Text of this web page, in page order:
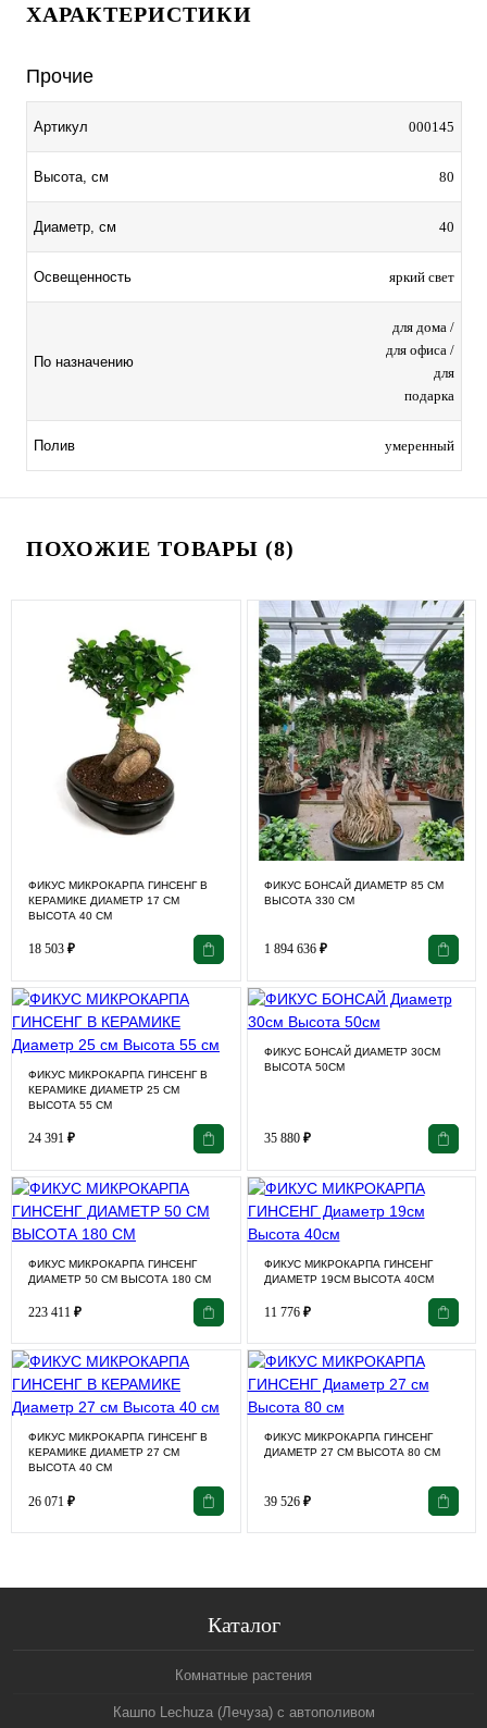
ХАРАКТЕРИСТИКИ
Прочие
Артикул 000145
Высота, см 80
Диаметр, см 40
Освещенность яркий свет
По назначению
для дома /
для офиса /
для
подарка
Полив умеренный
ПОХОЖИЕ ТОВАРЫ (8)
ФИКУС МИКРОКАРПА ГИНСЕНГ В
КЕРАМИКЕ ДИАМЕТР 17 СМ
ВЫСОТА 40 СМ
18 503 ₽
ФИКУС БОНСАЙ ДИАМЕТР 85 СМ
ВЫСОТА 330 СМ
1 894 636 ₽
ФИКУС МИКРОКАРПА ГИНСЕНГ В
КЕРАМИКЕ ДИАМЕТР 25 СМ
ВЫСОТА 55 СМ
24 391 ₽
ФИКУС БОНСАЙ ДИАМЕТР 30СМ
ВЫСОТА 50СМ
35 880 ₽
ФИКУС МИКРОКАРПА ГИНСЕНГ
ДИАМЕТР 50 СМ ВЫСОТА 180 СМ
223 411 ₽
ФИКУС МИКРОКАРПА ГИНСЕНГ
ДИАМЕТР 19СМ ВЫСОТА 40СМ
11 776 ₽
ФИКУС МИКРОКАРПА ГИНСЕНГ В
КЕРАМИКЕ ДИАМЕТР 27 СМ
ВЫСОТА 40 СМ
26 071 ₽
ФИКУС МИКРОКАРПА ГИНСЕНГ
ДИАМЕТР 27 СМ ВЫСОТА 80 СМ
39 526 ₽
Каталог
Комнатные растения
Кашпо Lechuza (Лечуза) с автополивом